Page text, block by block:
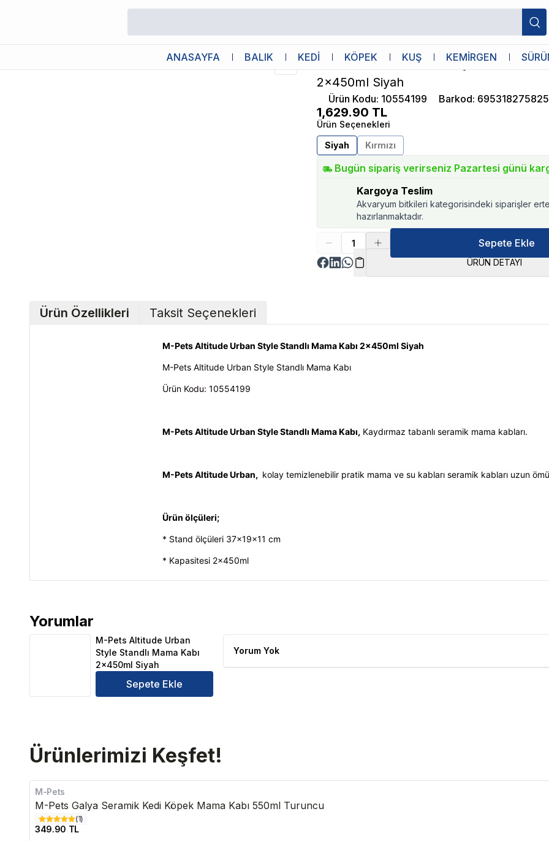
ANASAYFA BALIK KEDİ KÖPEK KUŞ KEMİRGEN
M-Pets
M-Pets Altitude Urban Style Standlı
2x450ml Siyah
Ürün Kodu: 10554199 Barkod:
1,629.90 TL
Ürün Seçenekleri
Siyah
Kırmızı
Bugün sipariş verirseniz Pazartesi günü
Kargoya Teslim
Akvaryum bitkileri kategorisindeki siparişler
hazırlanmaktadır.
Sepete Ekle
ÜRÜN DETAYI
Ürün Özellikleri Taksit Seçenekleri
M-Pets Altitude Urban Style Standlı Mama Kabı 2x450ml Siyah
M-Pets Altitude Urban Style Standlı Mama Kabı
Ürün Kodu: 10554199
M-Pets Altitude Urban Style Standlı Mama Kabı, Kaydırmaz tabanlı seramik mama kabları.
M-Pets Altitude Urban, kolay temizlenebilir pratik mama ve su kabları seramik kabları uzun
Ürün ölçüleri;
* Stand ölçüleri 37x19x11 cm
* Kapasitesi 2x450ml
Yorumlar
M-Pets Altitude Urban Style Standlı Mama Kabı 2x450ml Siyah Ürün Yorumları
M-Pets Altitude Urban
Style Standlı Mama Kabı
2x450ml Siyah
Sepete Ekle
Yorum Yok
Ürünlerimizi Keşfet!
M-Pets
M-Pets Galya Seramik Kedi Köpek Mama Kabı 550ml Turuncu
(1)
349.90 TL